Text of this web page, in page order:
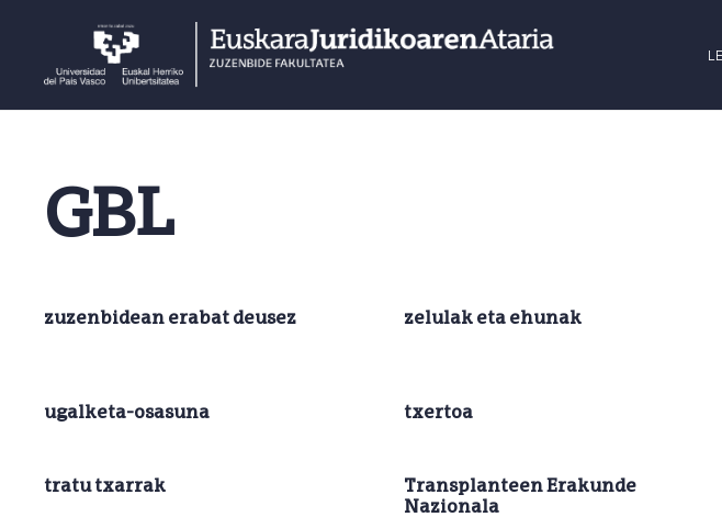
GBL
zuzenbidean erabat deusez zelulak eta ehunak
ugalketa-osasuna txertoa
tratu txarrak
Transplanteen Erakunde
Nazionala